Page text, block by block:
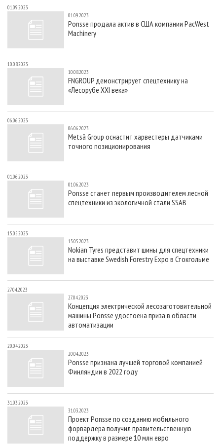
01.09.2023
01.09.2023
Ponsse продала актив в США компании PacWest
Machinery
10.08.2023
10.08.2023
FNGROUP демонстрирует спецтехнику на
«Лесорубе XXI века»
06.06.2023
06.06.2023
Metsä Group оснастит харвестеры датчиками
точного позиционирования
01.06.2023
01.06.2023
Ponsse станет первым производителем лесной
спецтехники из экологичной стали SSAB
15.05.2023
15.05.2023
Nokian Tyres представит шины для спецтехники
на выставке Swedish Forestry Expo в Стокгольме
27.04.2023
27.04.2023
Концепция электрической лесозаготовительной
машины Ponsse удостоена приза в области
автоматизации
20.04.2023
20.04.2023
Ponsse признана лучшей торговой компанией
Финляндии в 2022 году
31.03.2023
31.03.2023
Проект Ponsse по созданию мобильного
форвардера получил правительственную
поддержку в размере 10 млн евро